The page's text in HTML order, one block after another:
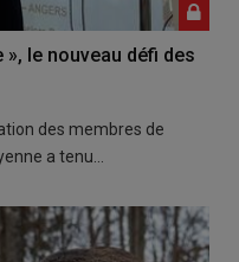
», le nouveau défi des
des membres de
a tenu…